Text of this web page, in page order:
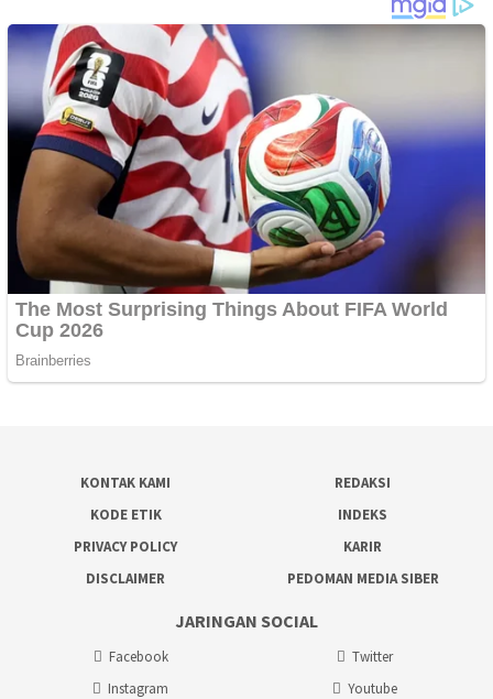
KONTAK KAMI
REDAKSI
KODE ETIK
INDEKS
PRIVACY POLICY
KARIR
DISCLAIMER
PEDOMAN MEDIA SIBER
JARINGAN SOCIAL
Facebook
Twitter
Instagram
Youtube